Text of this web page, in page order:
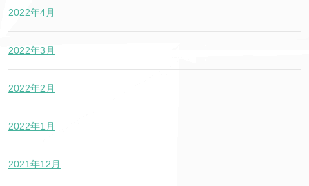
2022年4月
2022年3月
2022年2月
2022年1月
2021年12月